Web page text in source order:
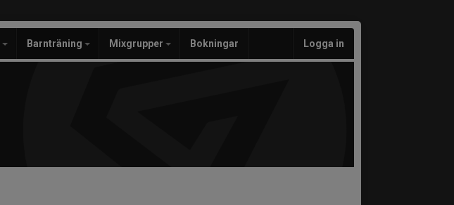
Barnträning Mixgrupper Bokningar Logga in